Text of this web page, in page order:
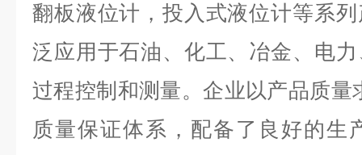
翻板液位计，投入式液位计等系
泛应用于石油、化工、冶金、电
过程控制和测量。企业以产品质量
质量保证体系，配备了良好的生